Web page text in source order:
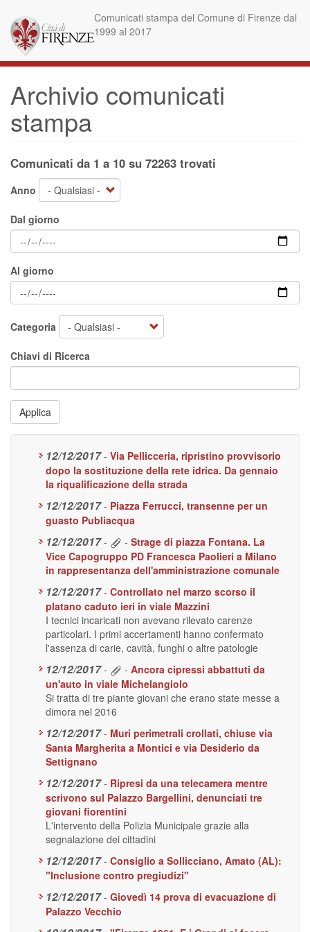
contenuto
principale
Comunicati stampa del Comune di Firenze dal
1999 al 2017
Archivio comunicati
stampa
Comunicati da 1 a 10 su 72263 trovati
Anno
Dal giorno
Al giorno
Categoria
Chiavi di Ricerca
Applica
12/12/2017 - Via Pellicceria, ripristino provvisorio
dopo la sostituzione della rete idrica. Da gennaio
la riqualificazione della strada
12/12/2017 - Piazza Ferrucci, transenne per un
guasto Publiacqua
12/12/2017 - - Strage di piazza Fontana. La
Vice Capogruppo PD Francesca Paolieri a Milano
in rappresentanza dell'amministrazione comunale
12/12/2017 - Controllato nel marzo scorso il
platano caduto ieri in viale Mazzini
I tecnici incaricati non avevano rilevato carenze
particolari. I primi accertamenti hanno confermato
l'assenza di carie, cavità, funghi o altre patologie
12/12/2017 - - Ancora cipressi abbattuti da
un'auto in viale Michelangiolo
Si tratta di tre piante giovani che erano state messe a
dimora nel 2016
12/12/2017 - Muri perimetrali crollati, chiuse via
Santa Margherita a Montici e via Desiderio da
Settignano
12/12/2017 - Ripresi da una telecamera mentre
scrivono sul Palazzo Bargellini, denunciati tre
giovani fiorentini
L'intervento della Polizia Municipale grazie alla
segnalazione dei cittadini
12/12/2017 - Consiglio a Sollicciano, Amato (AL):
"Inclusione contro pregiudizi"
12/12/2017 - Giovedì 14 prova di evacuazione di
Palazzo Vecchio